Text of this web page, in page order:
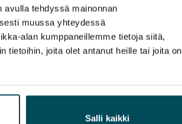
tehdyssä mainonnan
muussa yhteydessä
alan kumppaneillemme tietoja siitä,
tietoihin, joita olet antanut heille tai joita on
Salli kaikki